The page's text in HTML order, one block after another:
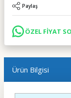
Paylaş
ÖZEL FİYAT
Ürün Bilgisi